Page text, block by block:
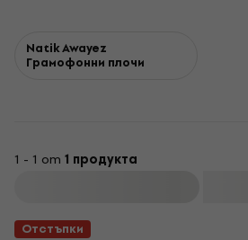
Natik Awayez
Грамофонни плочи
1 - 1 от 1 продукта
Отстъпки